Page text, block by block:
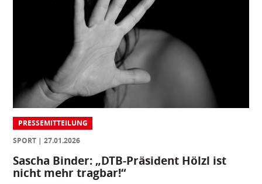
PRESSEMITTEILUNG
SPORT
27.01.2026
Sascha Binder: „DTB-Präsident Hölzl ist
nicht mehr tragbar!“